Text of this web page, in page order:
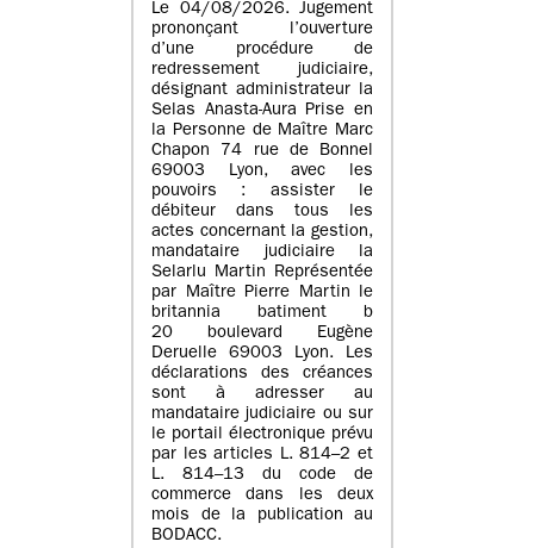
Le 04/08/2026. Jugement
prononçant l’ouverture
d’une procédure de
redressement judiciaire,
désignant administrateur la
Selas Anasta-Aura Prise en
la Personne de Maître Marc
Chapon 74 rue de Bonnel
69003 Lyon, avec les
pouvoirs : assister le
débiteur dans tous les
actes concernant la gestion,
mandataire judiciaire la
Selarlu Martin Représentée
par Maître Pierre Martin le
britannia batiment b
20 boulevard Eugène
Deruelle 69003 Lyon. Les
déclarations des créances
sont à adresser au
mandataire judiciaire ou sur
le portail électronique prévu
par les articles L. 814–2 et
L. 814–13 du code de
commerce dans les deux
mois de la publication au
BODACC.